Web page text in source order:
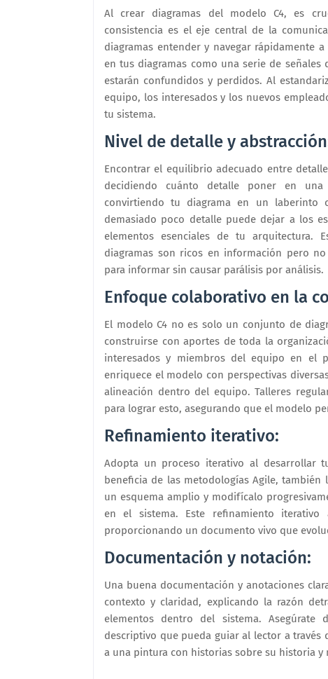
Al crear diagramas del modelo C4, es
consistencia es el eje central de la
diagramas entender y navegar rápidamente
en tus diagramas como una serie de
estarán confundidos y perdidos. Al
equipo, los interesados y los nuevos
tu sistema.
Nivel de detalle y
Encontrar el equilibrio adecuado entre
decidiendo cuánto detalle poner en
convirtiendo tu diagrama en un
demasiado poco detalle puede dejar a los
elementos esenciales de tu
diagramas son ricos en información pero
para informar sin causar parálisis por análisis.
Enfoque colaborativo en la
El modelo C4 no es solo un conjunto de
construirse con aportes de toda la
interesados y miembros del equipo en el
enriquece el modelo con perspectivas
alineación dentro del equipo. Talleres
para lograr esto, asegurando que el modelo
Refinamiento iterativo:
Adopta un proceso iterativo al desarrollar
beneficia de las metodologías Agile, también
un esquema amplio y modifícalo
en el sistema. Este refinamiento
proporcionando un documento vivo que
Documentación y notación:
Una buena documentación y anotaciones
contexto y claridad, explicando la razón
elementos dentro del sistema.
descriptivo que pueda guiar al lector a
a una pintura con historias sobre su historia y